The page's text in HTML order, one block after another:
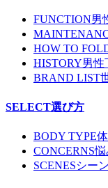
FUNCTION男
HOW TO
HISTORY男性
BRAND LIST
SELECT選び方
BODY TYPE
CONCERNS悩
SCENESシー